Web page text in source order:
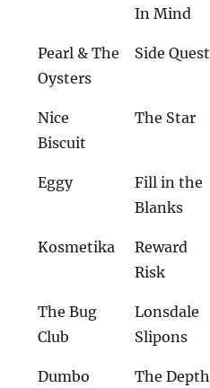
In Mind
Pearl & The
Oysters
Side Quest
Nice
Biscuit
The Star
Eggy
Fill in the
Blanks
Kosmetika
Reward
Risk
The Bug
Club
Lonsdale
Slipons
Dumbo
The Depth